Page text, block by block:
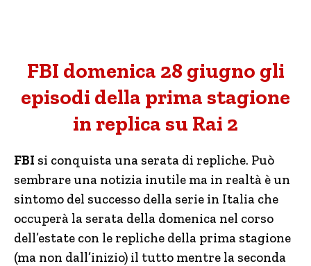
FBI domenica 28 giugno gli
episodi della prima stagione
in replica su Rai 2
FBI si conquista una serata di repliche. Può
sembrare una notizia inutile ma in realtà è un
sintomo del successo della serie in Italia che
occuperà la serata della domenica nel corso
dell’estate con le repliche della prima stagione
(ma non dall’inizio) il tutto mentre la seconda